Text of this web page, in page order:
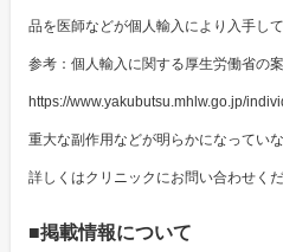
品を医師などが個人輸入により入手し
参考：個人輸入に関する厚生労働省の
https://www.yakubutsu.mhlw.go.jp/
重大な副作用などが明らかになってい
詳しくはクリニックにお問い合わせくだ
■掲載情報について